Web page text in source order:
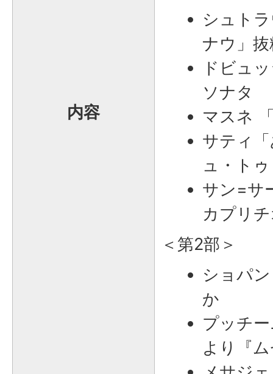
内容
シュト
ナウ」
ドビュ
ソナタ
マスネ
サティ
ュ・ト
サン=サ
カプリ
＜第2部＞
ショパ
か
プッチ
より『